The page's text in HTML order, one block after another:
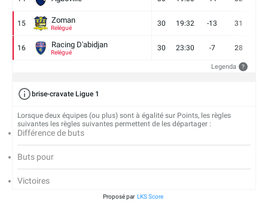
15 Zoman
Relégué
30 19:32 -13 31
16 Racing D'abidjan
Relégué
30 23:30 -7 28
Legenda ?
brise-cravate Ligue 1
Lorsque deux équipes (ou plus) sont à égalité sur Points, les règles
suivantes les règles suivantes permettent de les départager :
Différence de buts
Buts pour
Victoires
Proposé par LKS Score